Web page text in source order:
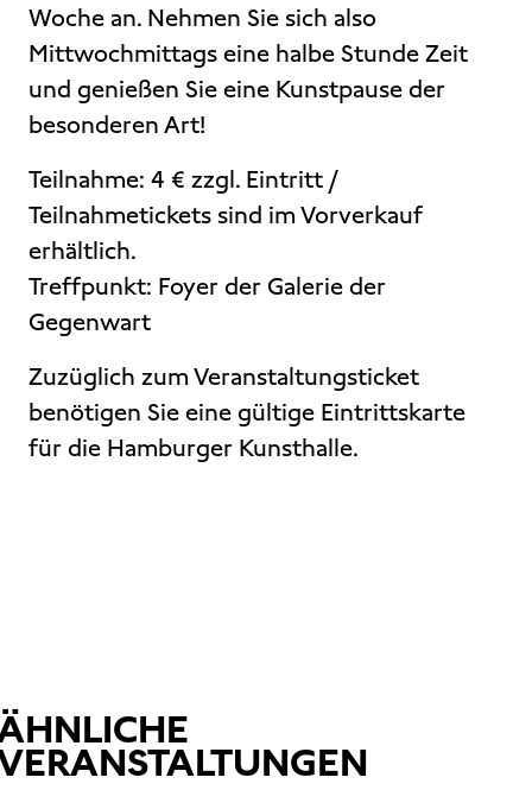
Woche an. Nehmen Sie sich also
Mittwochmittags eine halbe Stunde Zeit
und genießen Sie eine Kunstpause der
besonderen Art!
Teilnahme: 4 € zzgl. Eintritt /
Teilnahmetickets sind im Vorverkauf
erhältlich.
Treffpunkt: Foyer der Galerie der
Gegenwart
Zuzüglich zum Veranstaltungsticket
benötigen Sie eine gültige Eintrittskarte
für die Hamburger Kunsthalle.